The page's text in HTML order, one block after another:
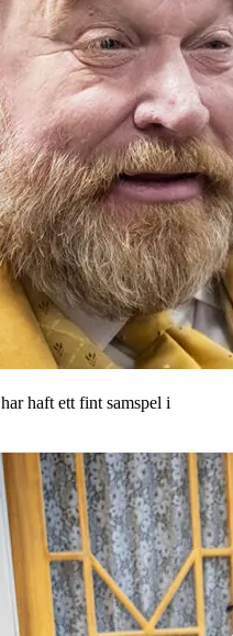
haft ett fint samspel i